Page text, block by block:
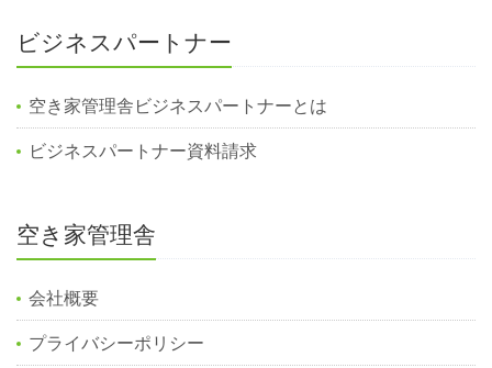
ビジネスパートナー
空き家管理舎ビジネスパートナーとは
ビジネスパートナー資料請求
空き家管理舎
会社概要
プライバシーポリシー